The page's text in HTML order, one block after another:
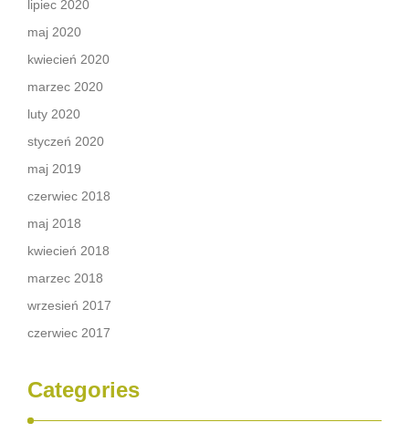
lipiec 2020
maj 2020
kwiecień 2020
marzec 2020
luty 2020
styczeń 2020
maj 2019
czerwiec 2018
maj 2018
kwiecień 2018
marzec 2018
wrzesień 2017
czerwiec 2017
Categories